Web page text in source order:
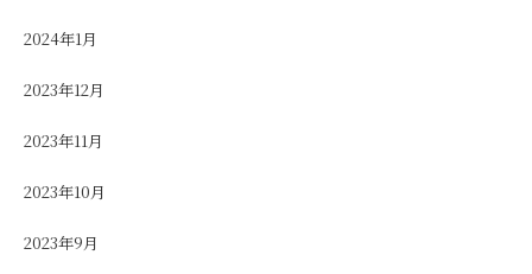
2024年1月
2023年12月
2023年11月
2023年10月
2023年9月